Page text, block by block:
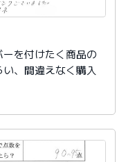
を付けたく商品の
、間違えなく購入
さりお手数をかけ
すが、24年使用し大